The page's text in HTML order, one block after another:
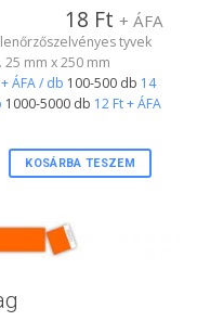
18 Ft + ÁFA
tyvek
mm x 250 mm
ÁFA / db 100-500 db 14
1000-5000 db 12 Ft + ÁFA
KOSÁRBA TESZEM
karszalag PINK színben